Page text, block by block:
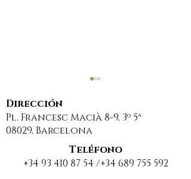
Dirección
Pl. Francesc Macià 8-9, 3º 5ª
08029, Barcelona
Teléfono
+34 93 410 87 54 /+34 689 755 592